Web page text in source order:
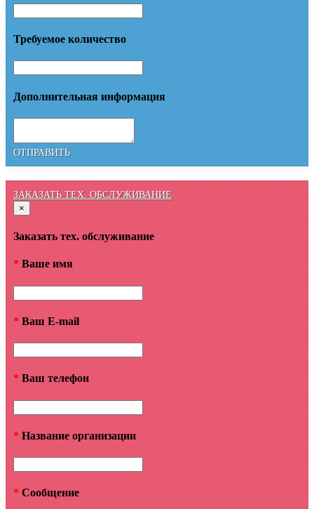
Требуемое количество
Дополнительная информация
ОТПРАВИТЬ
ЗАКАЗАТЬ ТЕХ. ОБСЛУЖИВАНИЕ
×
Заказать тех. обслуживание
* Ваше имя
* Ваш E-mail
* Ваш телефон
* Название организации
* Сообщение